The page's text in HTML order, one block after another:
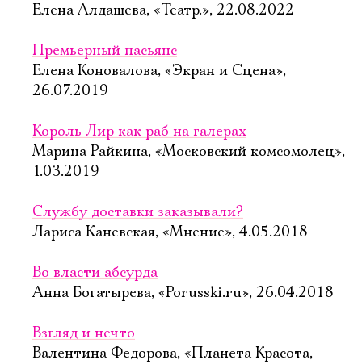
Елена Алдашева, «Театр.», 22.08.2022
Премьерный пасьянс
Елена Коновалова, «Экран и Сцена»,
26.07.2019
Король Лир как раб на галерах
Марина Райкина, «Московский комсомолец»,
1.03.2019
Службу доставки заказывали?
Лариса Каневская, «Мнение», 4.05.2018
Во власти абсурда
Анна Богатырева, «Porusski.ru», 26.04.2018
Взгляд и нечто
Валентина Федорова, «Планета Красота,